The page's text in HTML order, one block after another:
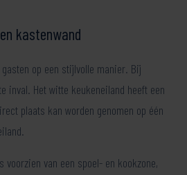
kastenwand
op een stijlvolle manier. Bij
inval. Het witte keukeneiland heeft een
plaats kan worden genomen op één
van een spoel- en kookzone,